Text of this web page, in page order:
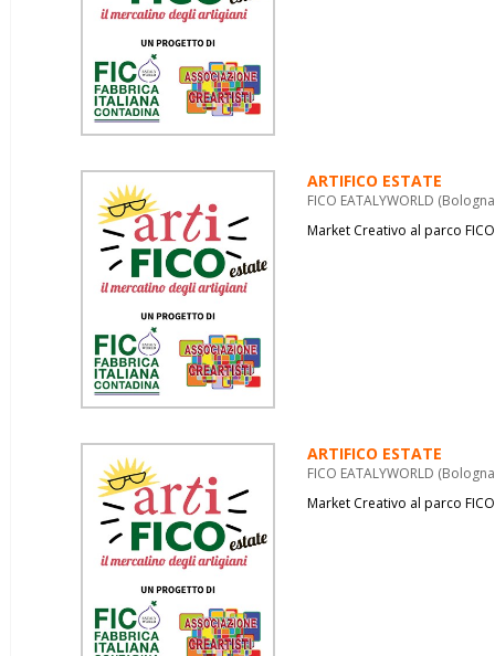
ARTIFICO ESTATE
FICO EATALYWORLD
Market Creativo al parco FICO
ARTIFICO ESTATE
FICO EATALYWORLD
Market Creativo al parco FICO